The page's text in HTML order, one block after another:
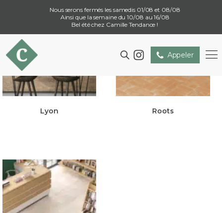
Nous serons fermés les samedis 01/08 et 08/08
Ainsi que la semaine du 10/08 au 16/08
Bel été chez Camille Tendance !
Appeler
Lyon Roots